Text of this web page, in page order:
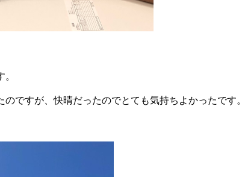
ですが、快晴だったのでとても気持ちよかったです。